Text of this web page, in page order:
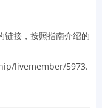
链接，按照指南介绍的
livemember/5973.